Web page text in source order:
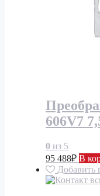
606V7
0 из 5
95 488₽ В
Добавить